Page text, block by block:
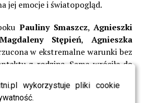
wykorzystuje pliki cookie
jej emocje i światopogląd.
Pauliny Smaszcz,Agnieszki
Magdaleny Stępień,Agnieszka
w ekstremalne warunki bez
z rodziną. Sama wróciła do
o wspomnienia z planu,